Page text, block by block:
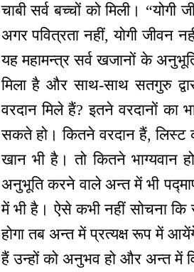
चाबी सर्व बच्चों को मिली। “योगी
अगर पवित्रता नहीं, योगी जीवन
यह महामन्‍त्र सर्व खजानों के
मिला है और साथ-साथ सतगुरु
वरदान मिले हैं? इतने वरदानों का
सकते हो। कितने वरदान हैं, लिस्ट
खान भी है। तो कितने
अनुभूति करने वाले अन्त में भी
में भी है। ऐसे कभी नहीं सोचना कि
होगा तब अन्त में प्रत्यक्ष रूप में
हैं उन्हों को अनुभव हो और अन्त में